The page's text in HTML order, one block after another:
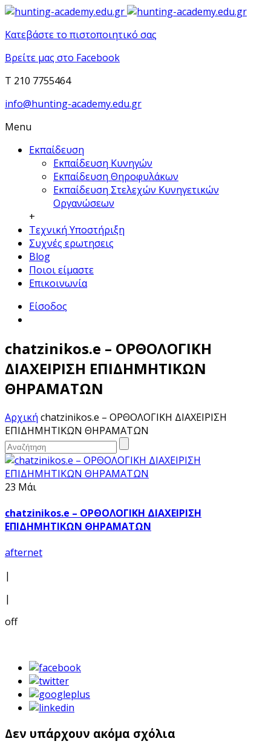
Κατεβάστε το πιστοποιητικό σας
Βρείτε μας στο Facebook
T 210 7755464
info@hunting-academy.edu.gr
Menu
Εκπαίδευση
Εκπαίδευση Κυνηγών
Εκπαίδευση Θηροφυλάκων
Εκπαίδευση Στελεχών Κυνηγετικών
Οργανώσεων
+
Τεχνική Υποστήριξη
Συχνές ερωτησεις
Blog
Ποιοι είμαστε
Επικοινωνία
Είσοδος
chatzinikos.e – ΟΡΘΟΛΟΓΙΚΗ
ΔΙΑΧΕΙΡΙΣΗ ΕΠΙΔΗΜΗΤΙΚΩΝ
ΘΗΡΑΜΑΤΩΝ
Αρχική chatzinikos.e – ΟΡΘΟΛΟΓΙΚΗ ΔΙΑΧΕΙΡΙΣΗ
ΕΠΙΔΗΜΗΤΙΚΩΝ ΘΗΡΑΜΑΤΩΝ
23 Μάι
chatzinikos.e – ΟΡΘΟΛΟΓΙΚΗ ΔΙΑΧΕΙΡΙΣΗ
ΕΠΙΔΗΜΗΤΙΚΩΝ ΘΗΡΑΜΑΤΩΝ
afternet
|
|
off
Δεν υπάρχουν ακόμα σχόλια